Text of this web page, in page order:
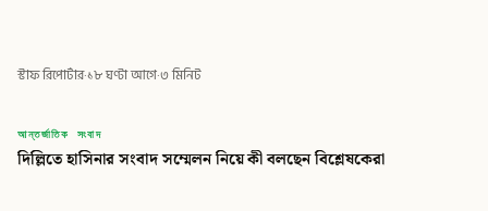
স্টাফ রিপোর্টার·১৮ ঘণ্টা আগে·৩ মিনিট
বিডি
বিডি গ্লোবাল টাইমস
আন্তর্জাতিক সংবাদ
দিল্লিতে হাসিনার সংবাদ সম্মেলন নিয়ে কী বলছেন বিশ্লেষকেরা